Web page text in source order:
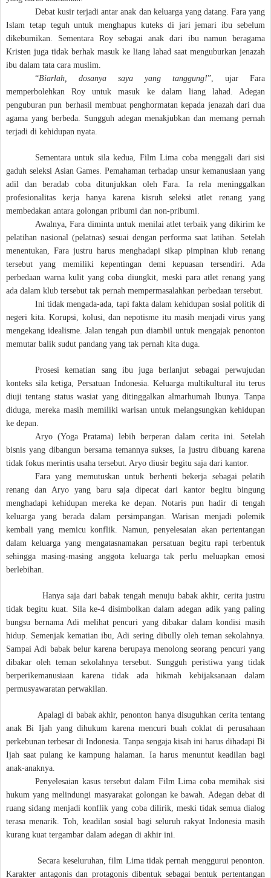
Debat kusir terjadi antar anak dan keluarga yang datang. Fara yang
Islam tetap teguh untuk menghapus kuteks di jari jemari ibu sebelum
dikebumikan. Sementara Roy sebagai anak dari ibu namun beragama
Kristen juga tidak berhak masuk ke liang lahad saat menguburkan jenazah
ibu dalam tata cara muslim.
“Biarlah, dosanya saya yang tanggung!”, ujar Fara
memperbolehkan Roy untuk masuk ke dalam liang lahad. Adegan
penguburan pun berhasil membuat penghormatan kepada jenazah dari dua
agama yang berbeda. Sungguh adegan menakjubkan dan memang pernah
terjadi di kehidupan nyata.
Sementara untuk sila kedua, Film Lima coba menggali dari sisi
gaduh seleksi Asian Games. Pemahaman terhadap unsur kemanusiaan yang
adil dan beradab coba ditunjukkan oleh Fara. Ia rela meninggalkan
profesionalitas kerja hanya karena kisruh seleksi atlet renang yang
membedakan antara golongan pribumi dan non-pribumi.
Awalnya, Fara diminta untuk menilai atlet terbaik yang dikirim ke
pelatihan nasional (pelatnas) sesuai dengan performa saat latihan. Setelah
menentukan, Fara justru harus menghadapi sikap pimpinan klub renang
tersebut yang memiliki kepentingan demi kepuasan tersendiri. Ada
perbedaan warna kulit yang coba diungkit, meski para atlet renang yang
ada dalam klub tersebut tak pernah mempermasalahkan perbedaan tersebut.
Ini tidak mengada-ada, tapi fakta dalam kehidupan sosial politik di
negeri kita. Korupsi, kolusi, dan nepotisme itu masih menjadi virus yang
mengekang idealisme. Jalan tengah pun diambil untuk mengajak penonton
memutar balik sudut pandang yang tak pernah kita duga.
Prosesi kematian sang ibu juga berlanjut sebagai perwujudan
konteks sila ketiga, Persatuan Indonesia. Keluarga multikultural itu terus
diuji tentang status wasiat yang ditinggalkan almarhumah Ibunya. Tanpa
diduga, mereka masih memiliki warisan untuk melangsungkan kehidupan
ke depan.
Aryo (Yoga Pratama) lebih berperan dalam cerita ini. Setelah
bisnis yang dibangun bersama temannya sukses, Ia justru dibuang karena
tidak fokus merintis usaha tersebut. Aryo diusir begitu saja dari kantor.
Fara yang memutuskan untuk berhenti bekerja sebagai pelatih
renang dan Aryo yang baru saja dipecat dari kantor begitu bingung
menghadapi kehidupan mereka ke depan. Notaris pun hadir di tengah
keluarga yang berada dalam persimpangan. Warisan menjadi polemik
kembali yang memicu konflik. Namun, penyelesaian akan pertentangan
dalam keluarga yang mengatasnamakan persatuan begitu rapi terbentuk
sehingga masing-masing anggota keluarga tak perlu meluapkan emosi
berlebihan.
Hanya saja dari babak tengah menuju babak akhir, cerita justru
tidak begitu kuat. Sila ke-4 disimbolkan dalam adegan adik yang paling
bungsu bernama Adi melihat pencuri yang dibakar dalam kondisi masih
hidup. Semenjak kematian ibu, Adi sering dibully oleh teman sekolahnya.
Sampai Adi babak belur karena berupaya menolong seorang pencuri yang
dibakar oleh teman sekolahnya tersebut. Sungguh peristiwa yang tidak
berperikemanusiaan karena tidak ada hikmah kebijaksanaan dalam
permusyawaratan perwakilan.
Apalagi di babak akhir, penonton hanya disuguhkan cerita tentang
anak Bi Ijah yang dihukum karena mencuri buah coklat di perusahaan
perkebunan terbesar di Indonesia. Tanpa sengaja kisah ini harus dihadapi Bi
Ijah saat pulang ke kampung halaman. Ia harus menuntut keadilan bagi
anak-anaknya.
Penyelesaian kasus tersebut dalam Film Lima coba memihak sisi
hukum yang melindungi masyarakat golongan ke bawah. Adegan debat di
ruang sidang menjadi konflik yang coba dilirik, meski tidak semua dialog
terasa menarik. Toh, keadilan sosial bagi seluruh rakyat Indonesia masih
kurang kuat tergambar dalam adegan di akhir ini.
Secara keseluruhan, film Lima tidak pernah menggurui penonton.
Karakter antagonis dan protagonis dibentuk sebagai bentuk pertentangan